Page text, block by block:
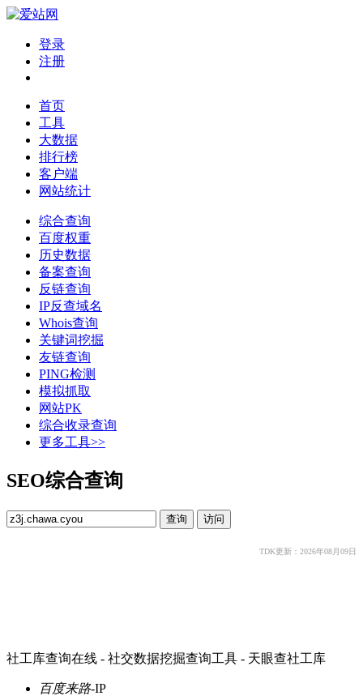
登录
注册
首页
工具
大数据
排行榜
客户端
网站统计
综合查询
百度权重
历史数据
备案查询
反链查询
IP反查域名
Whois查询
关键词挖掘
友链查询
PING检测
模拟抓取
网站PK
综合收录查询
更多工具>>
SEO综合查询
TDK更新：2026年08月09日
社工库查询在线 - 社交数据挖掘查询工具 - 天眼查社工库
百度来路-IP